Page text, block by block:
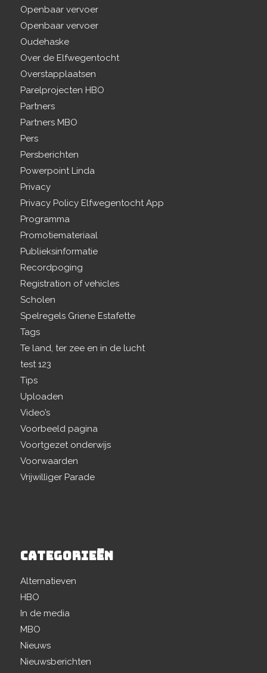
Openbaar vervoer
Openbaar vervoer
Oudehaske
Over de Elfwegentocht
Overstapplaatsen
Parelprojecten HBO
Partners
Partners MBO
Pers
Persberichten
Powerpoint Linda
Privacy
Privacy Policy Elfwegentocht App
Programma
Promotiemateriaal
Publieksinformatie
Recordpoging
Registration of vehicles
Scholen
Spelregels Griene Estafette
Tags
Te land, ter zee en in de lucht
test 123
Tips
Uploaden
Video’s
Voorbeeld pagina
Voortgezet onderwijs
Voorwaarden
Vrijwilliger Parade
CATEGORIEËN
Alternatieven
HBO
In de media
MBO
Nieuws
Nieuwsberichten